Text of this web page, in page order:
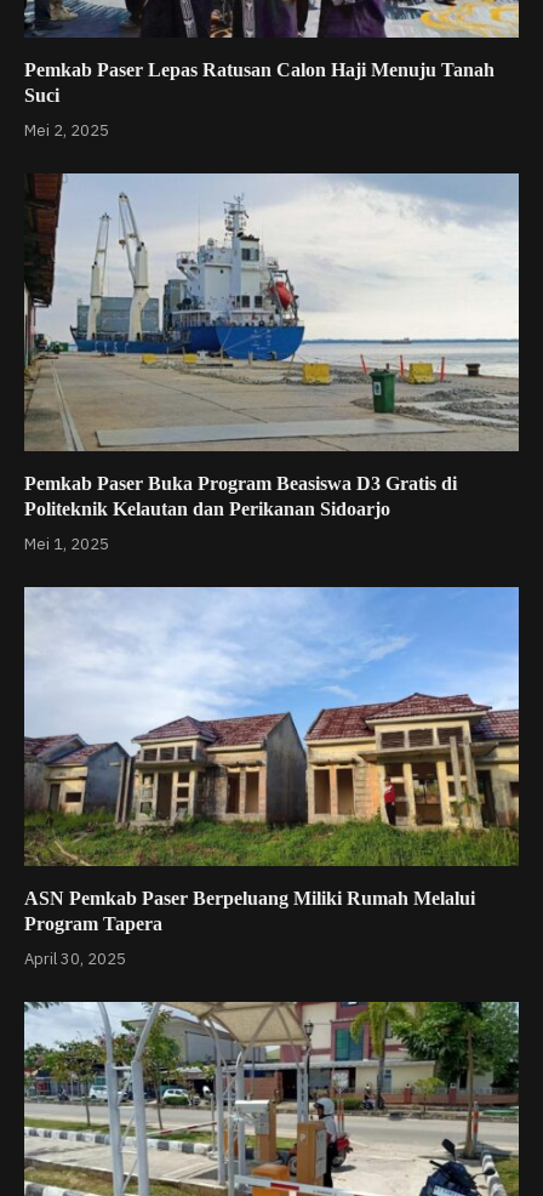
Pemkab Paser Lepas Ratusan Calon Haji Menuju Tanah
Suci
Mei 2, 2025
Pemkab Paser Buka Program Beasiswa D3 Gratis di
Politeknik Kelautan dan Perikanan Sidoarjo
Mei 1, 2025
ASN Pemkab Paser Berpeluang Miliki Rumah Melalui
Program Tapera
April 30, 2025